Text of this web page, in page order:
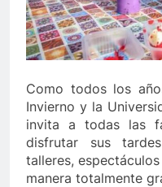
Como todos los
Invierno y la
invita a todas las
disfrutar sus
talleres,
manera totalmente